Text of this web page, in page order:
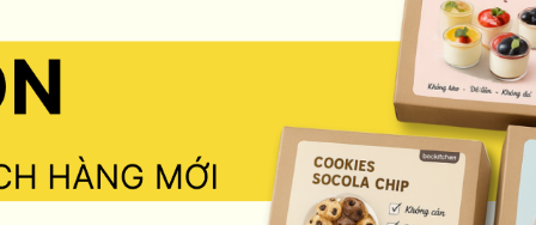
nghĩa là “ngàn lớp
Món bánh này được
cảm hứng từ vùng
gâteau napolitain –
kiểu Napoli”. Theo thời
những buổi workshop
sẽ là gợi ý tuyệt vời.
mang lại niềm vui khi
sáng tạo, hoạt động làm
còn giúp trẻ rèn luyện
léo, khả năng tập trung
thần làm việc nhóm – tất
diễn ra trong không khí